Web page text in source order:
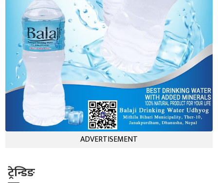
ADVERTISEMENT
ट्रेन्डिङ